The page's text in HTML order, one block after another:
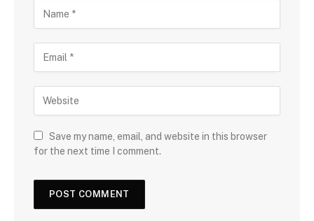
Save my name, email, and website in this browser
for the next time I comment.